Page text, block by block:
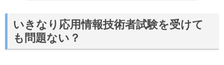
いきなり応用情報技術者試験を受けて
も問題ない？